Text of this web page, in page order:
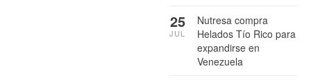
Nutresa compra
Helados Tío Rico para
expandirse en
Venezuela
25
JUL